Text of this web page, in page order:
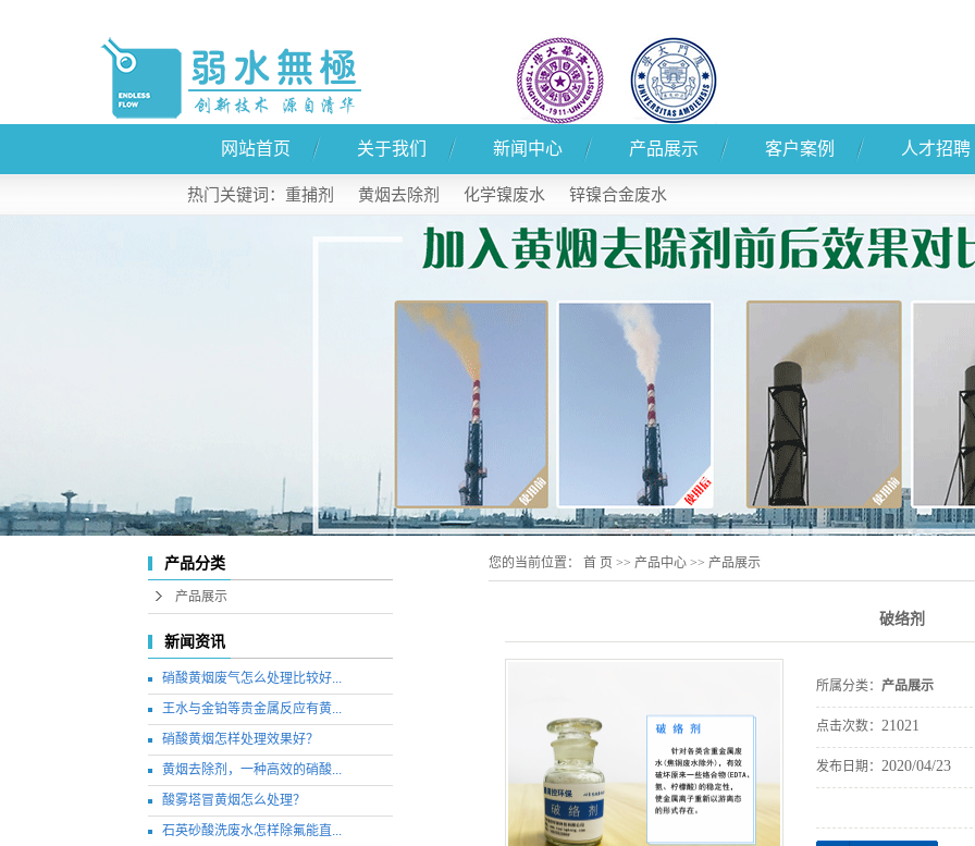
网站首页
关于我们
公司简介
新闻中心
公司新闻
技术知识
产品展示
产品展示
客户案例
客户案例
人才招聘
热门关键词： 重捕剂 黄烟去除剂 化学镍废水 锌镍合金废水
产品分类
产品展示
新闻资讯
硝酸黄烟废气怎么处理比较好...
王水与金铂等贵金属反应有黄...
硝酸黄烟怎样处理效果好？
黄烟去除剂，一种高效的硝酸...
酸雾塔冒黄烟怎么处理？
石英砂酸洗废水怎样除氟能直...
您的当前位置： 首 页 >> 产品中心>> 产品展示
破络剂
所属分类： 产品展示
点击次数： 21021
发布日期： 2020/04/23